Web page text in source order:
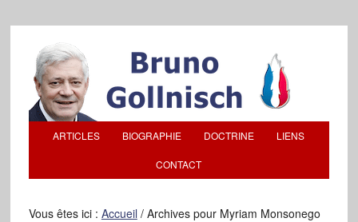
ARTICLES BIOGRAPHIE DOCTRINE LIENS
CONTACT
Vous êtes ici : Accueil /Archives pour Myriam Monsonego